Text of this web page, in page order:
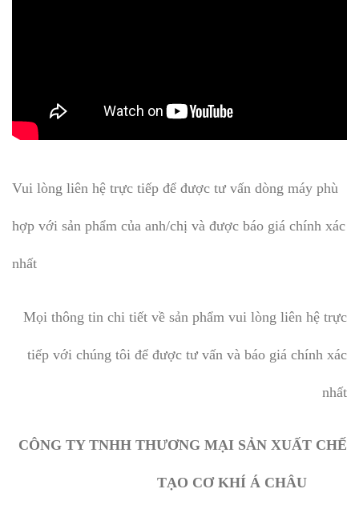
Vui lòng liên hệ trực tiếp để được tư vấn dòng máy phù
hợp với sản phẩm của anh/chị và được báo giá chính xác
nhất
Mọi thông tin chi tiết về sản phẩm vui lòng liên hệ trực
tiếp với chúng tôi để được tư vấn và báo giá chính xác
nhất
CÔNG TY TNHH THƯƠNG MẠI SẢN XUẤT CHẾ
TẠO CƠ KHÍ Á CHÂU